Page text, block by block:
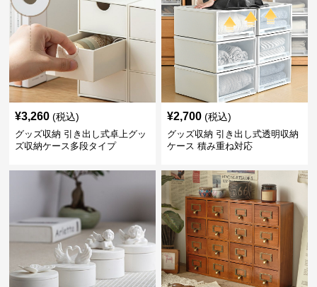
¥3,260 (税込)
グッズ収納 引き出し式卓上グッ
ズ収納ケース多段タイプ
¥2,700 (税込)
グッズ収納 引き出し式透明収納
ケース 積み重ね対応